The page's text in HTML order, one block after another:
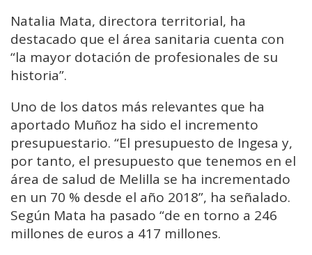
Natalia Mata, directora territorial, ha
destacado que el área sanitaria cuenta con
“la mayor dotación de profesionales de su
historia”.
Uno de los datos más relevantes que ha
aportado Muñoz ha sido el incremento
presupuestario. “El presupuesto de Ingesa y,
por tanto, el presupuesto que tenemos en el
área de salud de Melilla se ha incrementado
en un 70 % desde el año 2018”, ha señalado.
Según Mata ha pasado “de en torno a 246
millones de euros a 417 millones.